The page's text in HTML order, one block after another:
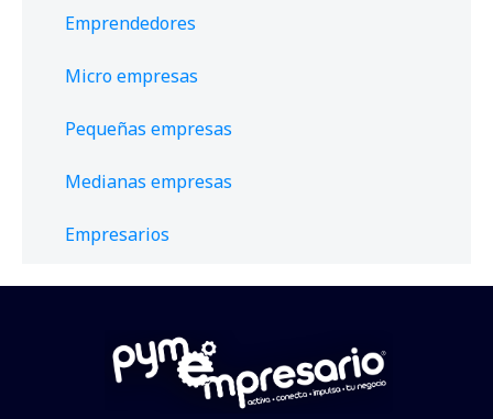
Emprendedores
Micro empresas
Pequeñas empresas
Medianas empresas
Empresarios